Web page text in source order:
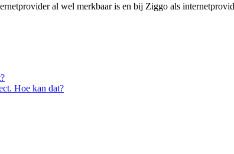
al wel merkbaar is en bij Ziggo als
Hoe kan dat?